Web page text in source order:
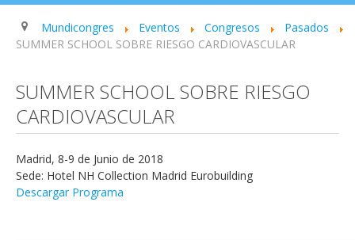
Servicios
Contacto
Mundicongres Eventos Congresos
Pasados
SUMMER SCHOOL SOBRE RIESGO CARDIOVASCULAR
SUMMER SCHOOL SOBRE RIESGO
CARDIOVASCULAR
Madrid, 8-9 de Junio de 2018
Sede: Hotel NH Collection Madrid Eurobuilding
Descargar Programa